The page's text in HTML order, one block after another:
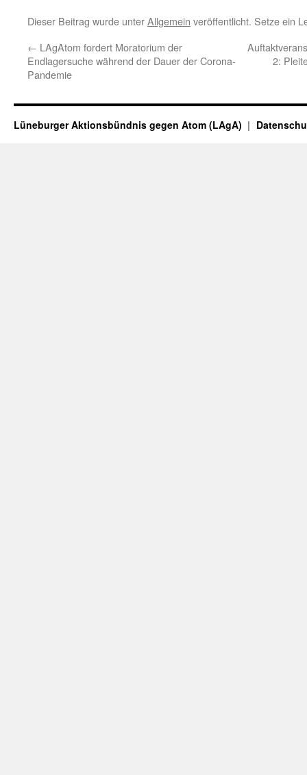
Dieser Beitrag wurde unterAllgemein veröffentlicht. Setze ein
← LAgAtom fordert Moratorium der
Endlagersuche während der Dauer der Corona-
Pandemie
2:
Lüneburger Aktionsbündnis gegen Atom (LAgA)